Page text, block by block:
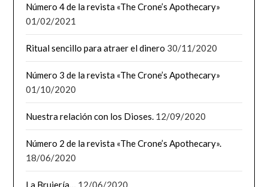
Número 4 de la revista «The Crone’s Apothecary»
01/02/2021
Ritual sencillo para atraer el dinero 30/11/2020
Número 3 de la revista «The Crone’s Apothecary»
01/10/2020
Nuestra relación con los Dioses. 12/09/2020
Número 2 de la revista «The Crone’s Apothecary».
18/06/2020
La Brujería… 12/06/2020